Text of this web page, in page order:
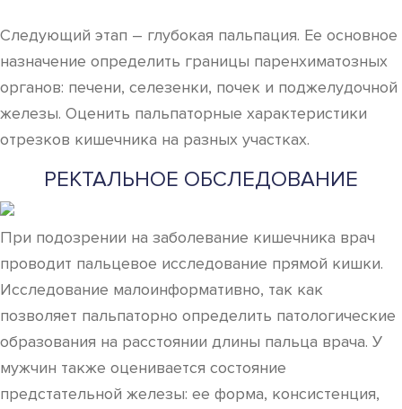
Следующий этап – глубокая пальпация. Ее основное
назначение определить границы паренхиматозных
органов: печени, селезенки, почек и поджелудочной
железы. Оценить пальпаторные характеристики
отрезков кишечника на разных участках.
РЕКТАЛЬНОЕ ОБСЛЕДОВАНИЕ
При подозрении на заболевание кишечника врач
проводит пальцевое исследование прямой кишки.
Исследование малоинформативно, так как
позволяет пальпаторно определить патологические
образования на расстоянии длины пальца врача. У
мужчин также оценивается состояние
предстательной железы: ее форма, консистенция,